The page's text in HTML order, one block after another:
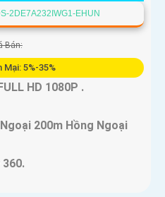
2DE7A232IWG1-EHUN
Bán:
Mại: 5%-35%
HD 1080P .
200m Hồng Ngoại
360.